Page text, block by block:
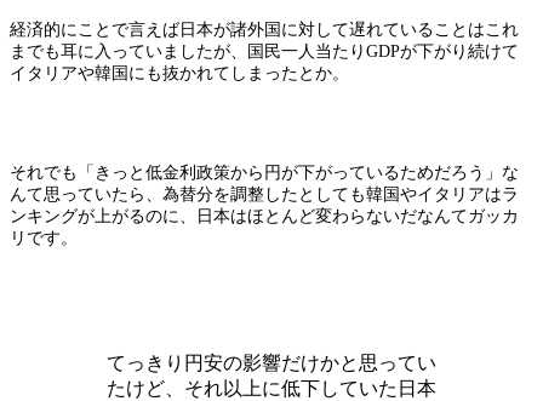
経済的にことで言えば日本が諸外国に対して遅れていることはこれ
までも耳に入っていましたが、国民一人当たりGDPが下がり続けて
イタリアや韓国にも抜かれてしまったとか。
それでも「きっと低金利政策から円が下がっているためだろう」な
んて思っていたら、為替分を調整したとしても韓国やイタリアはラ
ンキングが上がるのに、日本はほとんど変わらないだなんてガッカ
リです。
てっきり円安の影響だけかと思ってい
たけど、それ以上に低下していた日本